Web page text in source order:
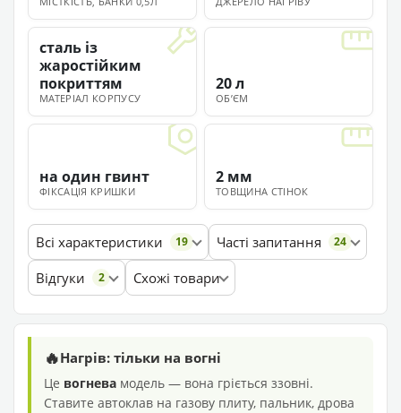
МАТЕРІАЛ КОРПУСУ
сталь із
жаростійким
покриттям
ОБʼЄМ
20 л
ФІКСАЦІЯ КРИШКИ
на один гвинт
ТОВЩИНА СТІНОК
2 мм
Всі характеристики 19 Часті запитання 24
Відгуки 2 Схожі товари
🔥Нагрів: тільки на вогні
Це вогнева модель — вона гріється ззовні.
Ставите автоклав на газову плиту, пальник, дрова